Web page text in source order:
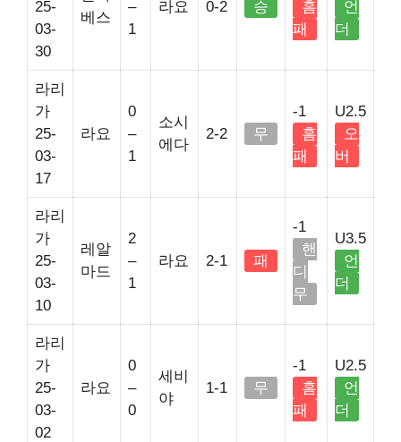
25-
03-
30
베스
–
1
라요 0-2 승
홈
패
언
더
라리
가
25-
03-
17
라요
0
–
1
소시
에다
2-2 무
-1
홈
패
U2.5
오
버
라리
가
25-
03-
10
레알
마드
2
–
1
라요 2-1 패
-1
핸
디
무
U3.5
언
더
라리
가
25-
03-
02
라요
0
–
0
세비
야
1-1 무
-1
홈
패
U2.5
언
더